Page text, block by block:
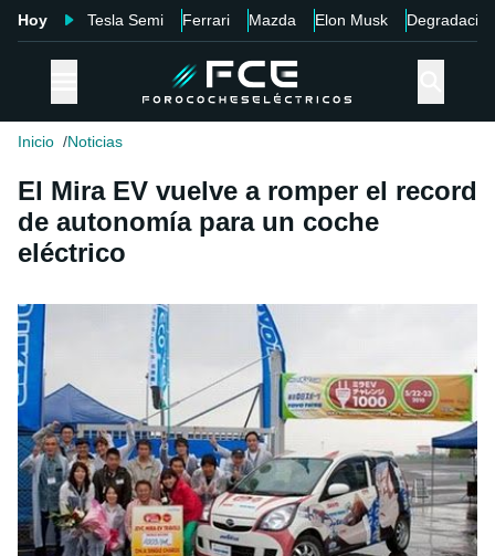
Hoy Tesla Semi Ferrari Mazda Elon Musk Degradación
Inicio Noticias
El Mira EV vuelve a romper el record
de autonomía para un coche
eléctrico